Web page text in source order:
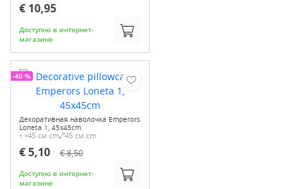
€ 10,95
Доступно в интернет-
магазине
Декоративная наволочка Emperors
Loneta 1, 45x45cm
45 см cm 45 см cm
€ 5,10 € 8,50
Доступно в интернет-
магазине
-40 %